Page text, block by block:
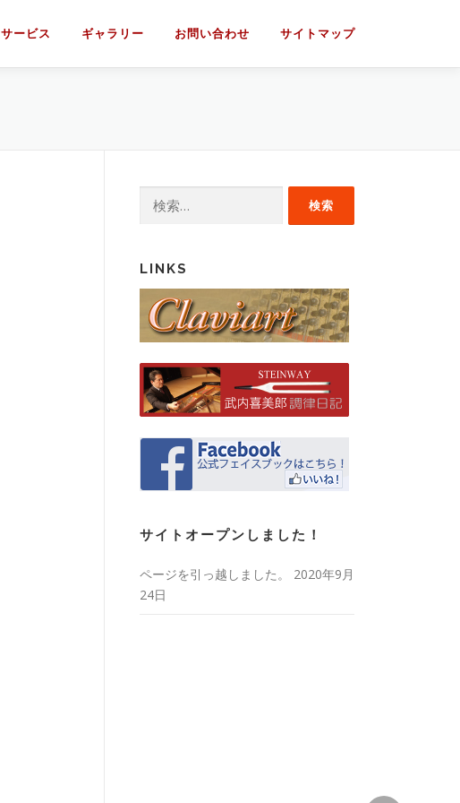
サービス ギャラリー お問い合わせ サイトマップ
LINKS
サイトオープンしました！
ページを引っ越しました。
2020年9月
24日